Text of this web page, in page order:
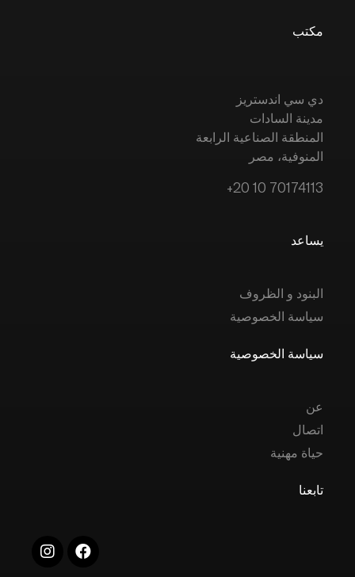
مكتب
دي سي اندستريز
مدينة السادات
المنطقة الصناعية الرابعة
المنوفية، مصر
+20 10 70174113
يساعد
البنود و الظروف
سياسة الخصوصية
سياسة الخصوصية
عن
اتصال
حياة مهنية
تابعنا